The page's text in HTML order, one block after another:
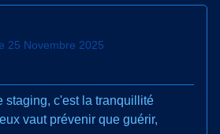
25 Novembre 2025
staging, c'est la tranquillité
vaut prévenir que guérir,